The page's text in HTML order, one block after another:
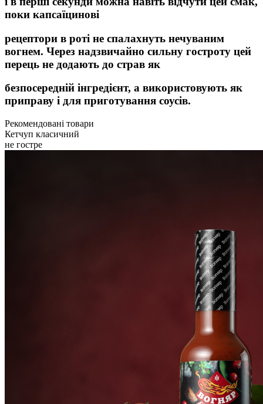
поки капсаїцинові
рецептори в роті не спалахнуть нечуваним
вогнем. Через надзвичайно сильну гостроту цей
перець не додають до страв як
безпосередній інгредієнт, а використовують як
приправу і для приготування соусів.
Рекомендовані товари
Кетчуп класичний
не гостре